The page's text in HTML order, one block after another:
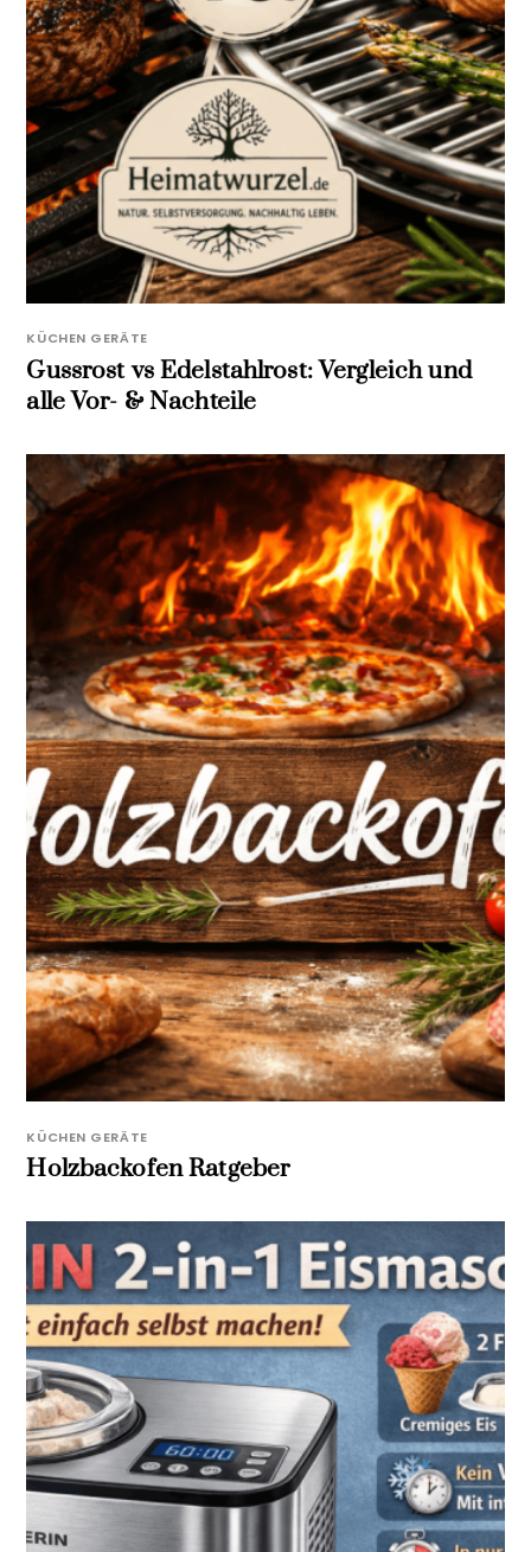
KÜCHEN GERÄTE
Gussrost vs Edelstahlrost: Vergleich und
alle Vor- & Nachteile
KÜCHEN GERÄTE
Holzbackofen Ratgeber